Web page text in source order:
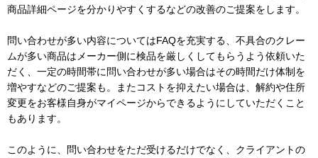
商品詳細ページを分かりやすくするなどの改善のご提案をします。
問い合わせが多い内容についてはFAQを充実する、不具合のクレー
ムが多い商品はメーカー側に検品を厳しくしてもらうよう依頼いた
だく、一定の時間帯に問い合わせが多い場合はその時間だけ体制を
増やすなどのご提案も。またコストを抑えたい場合は、解約や住所
変更をお客様自身がマイページからできるようにしていただくこと
もあります。
このように、問い合わせをただ受けるだけでなく、クライアントの